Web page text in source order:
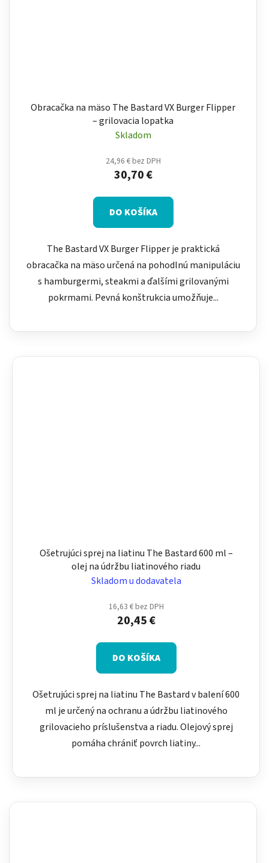
Obracačka na mäso The Bastard VX Burger Flipper
– grilovacia lopatka
Skladom
24,96 € bez DPH
30,70 €
DO KOŠÍKA
The Bastard VX Burger Flipper je praktická
obracačka na mäso určená na pohodlnú manipuláciu
s hamburgermi, steakmi a ďalšími grilovanými
pokrmami. Pevná konštrukcia umožňuje...
Ošetrujúci sprej na liatinu The Bastard 600 ml –
olej na údržbu liatinového riadu
Skladom u dodavatela
16,63 € bez DPH
20,45 €
DO KOŠÍKA
Ošetrujúci sprej na liatinu The Bastard v balení 600
ml je určený na ochranu a údržbu liatinového
grilovacieho príslušenstva a riadu. Olejový sprej
pomáha chrániť povrch liatiny...